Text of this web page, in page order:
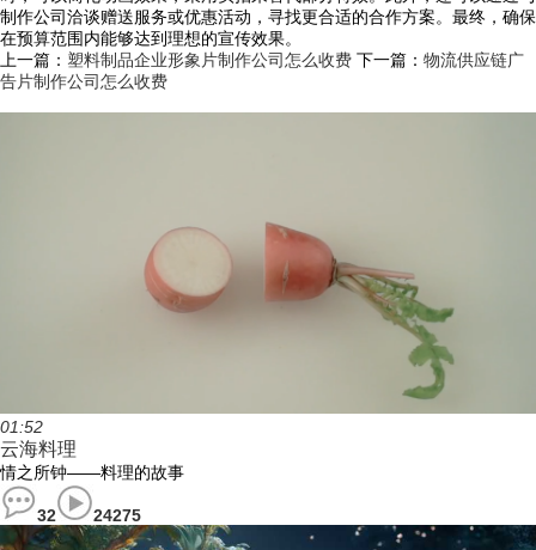
制作公司洽谈赠送服务或优惠活动，寻找更合适的合作方案。最终，确保
在预算范围内能够达到理想的宣传效果。
上一篇： 塑料制品企业形象片制作公司怎么收费 下一篇： 物流供应链广
告片制作公司怎么收费
01:52
云海料理
情之所钟——料理的故事
32 24275